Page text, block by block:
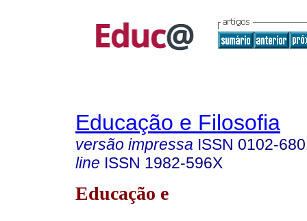
Educação e Filosofia
versão impressa ISSN 0102-
line ISSN 1982-596X
Educação e